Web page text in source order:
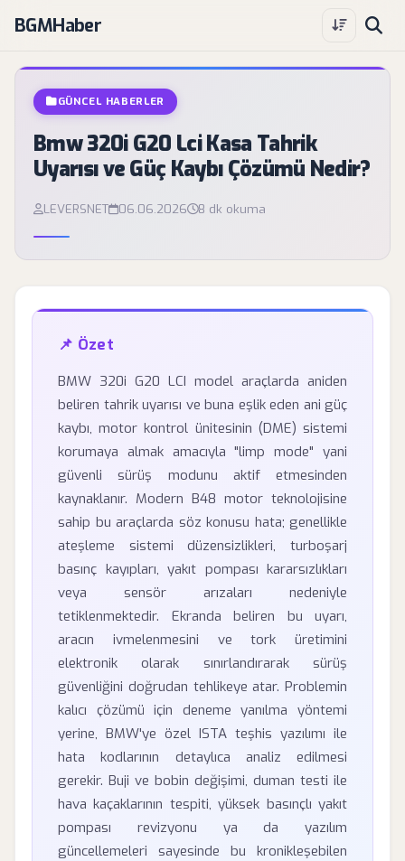
BGMHaber
GÜNCEL HABERLER
Bmw 320i G20 Lci Kasa Tahrik
Uyarısı ve Güç Kaybı Çözümü Nedir?
LEVERSNET 06.06.2026 8 dk okuma
📌 Özet
BMW 320i G20 LCI model araçlarda aniden
beliren tahrik uyarısı ve buna eşlik eden ani güç
kaybı, motor kontrol ünitesinin (DME) sistemi
korumaya almak amacıyla "limp mode" yani
güvenli sürüş modunu aktif etmesinden
kaynaklanır. Modern B48 motor teknolojisine
sahip bu araçlarda söz konusu hata; genellikle
ateşleme sistemi düzensizlikleri, turboşarj
basınç kayıpları, yakıt pompası kararsızlıkları
veya sensör arızaları nedeniyle
tetiklenmektedir. Ekranda beliren bu uyarı,
aracın ivmelenmesini ve tork üretimini
elektronik olarak sınırlandırarak sürüş
güvenliğini doğrudan tehlikeye atar. Problemin
kalıcı çözümü için deneme yanılma yöntemi
yerine, BMW'ye özel ISTA teşhis yazılımı ile
hata kodlarının detaylıca analiz edilmesi
gerekir. Buji ve bobin değişimi, duman testi ile
hava kaçaklarının tespiti, yüksek basınçlı yakıt
pompası revizyonu ya da yazılım
güncellemeleri sayesinde bu kronikleşebilen